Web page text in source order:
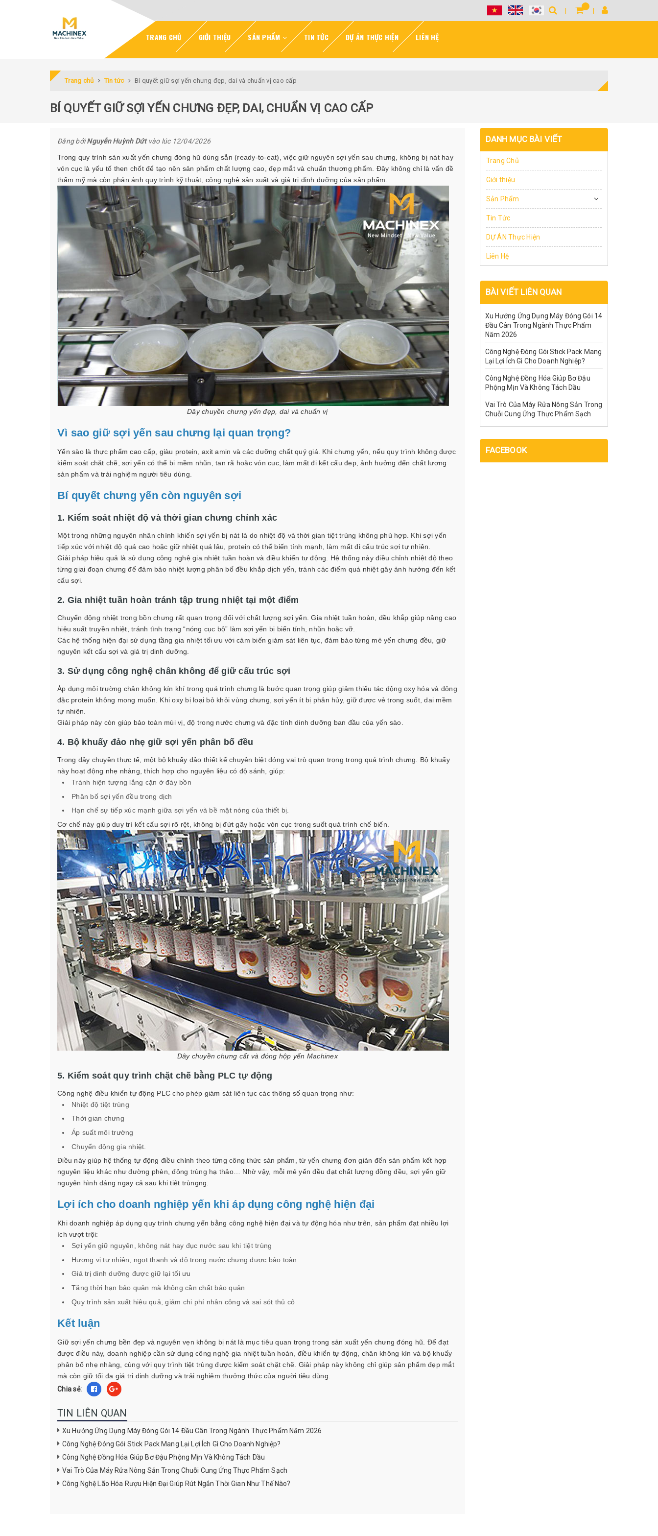
TRANG CHỦ GIỚI THIỆU SẢN PHẨM TIN TỨC DỰ ÁN THỰC HIỆN LIÊN HỆ
Trang chủ Tin tức Bí quyết giữ sợi yến chưng đẹp, dai và chuẩn vị cao cấp
BÍ QUYẾT GIỮ SỢI YẾN CHƯNG ĐẸP, DAI, CHUẨN VỊ CAO CẤP
Đăng bởiNguyễn Huỳnh Dứtvào lúc 12/04/2026
Trong quy trình sản xuất yến chưng đóng hũ dùng sẵn (ready-to-eat), việc giữ nguyên sợi yến sau chưng, không bị nát hay
vón cục là yếu tố then chốt để tạo nên sản phẩm chất lượng cao, đẹp mắt và chuẩn thương phẩm. Đây không chỉ là vấn đề
thẩm mỹ mà còn phản ánh quy trình kỹ thuật, công nghệ sản xuất và giá trị dinh dưỡng của sản phẩm.
Dây chuyền chưng yến đẹp, dai và chuẩn vị
Vì sao giữ sợi yến sau chưng lại quan trọng?
Yến sào là thực phẩm cao cấp, giàu protein, axit amin và các dưỡng chất quý giá. Khi chưng yến, nếu quy trình không được
kiểm soát chặt chẽ, sợi yến có thể bị mềm nhũn, tan rã hoặc vón cục, làm mất đi kết cấu đẹp, ảnh hưởng đến chất lượng
sản phẩm và trải nghiệm người tiêu dùng.
Bí quyết chưng yến còn nguyên sợi
1. Kiểm soát nhiệt độ và thời gian chưng chính xác
Một trong những nguyên nhân chính khiến sợi yến bị nát là do nhiệt độ và thời gian tiệt trùng không phù hợp. Khi sợi yến
tiếp xúc với nhiệt độ quá cao hoặc giữ nhiệt quá lâu, protein có thể biến tính mạnh, làm mất đi cấu trúc sợi tự nhiên.
Giải pháp hiệu quả là sử dụng công nghệ gia nhiệt tuần hoàn và điều khiển tự động. Hệ thống này điều chỉnh nhiệt độ theo
từng giai đoạn chưng để đảm bảo nhiệt lượng phân bố đều khắp dịch yến, tránh các điểm quá nhiệt gây ảnh hưởng đến kết
cấu sợi.
2. Gia nhiệt tuần hoàn tránh tập trung nhiệt tại một điểm
Chuyển động nhiệt trong bồn chưng rất quan trọng đối với chất lượng sợi yến. Gia nhiệt tuần hoàn, đều khắp giúp nâng cao
hiệu suất truyền nhiệt, tránh tình trạng “nóng cục bộ” làm sợi yến bị biến tính, nhũn hoặc vỡ.
Các hệ thống hiện đại sử dụng tầng gia nhiệt tối ưu với cảm biến giám sát liên tục, đảm bảo từng mẻ yến chưng đều, giữ
nguyên kết cấu sợi và giá trị dinh dưỡng.
3. Sử dụng công nghệ chân không để giữ cấu trúc sợi
Áp dụng môi trường chân không kín khí trong quá trình chưng là bước quan trọng giúp giảm thiểu tác động oxy hóa và đông
đặc protein không mong muốn. Khi oxy bị loại bỏ khỏi vùng chưng, sợi yến ít bị phân hủy, giữ được vẻ trong suốt, dai mềm
tự nhiên.
Giải pháp này còn giúp bảo toàn mùi vị, độ trong nước chưng và đặc tính dinh dưỡng ban đầu của yến sào.
4. Bộ khuấy đảo nhẹ giữ sợi yến phân bố đều
Trong dây chuyền thực tế, một bộ khuấy đảo thiết kế chuyên biệt đóng vai trò quan trọng trong quá trình chưng. Bộ khuấy
này hoạt động nhẹ nhàng, thích hợp cho nguyên liệu có độ sánh, giúp:
Tránh hiện tượng lắng cặn ở đáy bồn
Phân bố sợi yến đều trong dịch
Hạn chế sự tiếp xúc mạnh giữa sợi yến và bề mặt nóng của thiết bị.
Cơ chế này giúp duy trì kết cấu sợi rõ rệt, không bị đứt gãy hoặc vón cục trong suốt quá trình chế biến.
Dây chuyền chưng cất và đóng hộp yến Machinex
5. Kiểm soát quy trình chặt chẽ bằng PLC tự động
Công nghệ điều khiển tự động PLC cho phép giám sát liên tục các thông số quan trọng như:
Nhiệt độ tiệt trùng
Thời gian chưng
Áp suất môi trường
Chuyển động gia nhiệt.
Điều này giúp hệ thống tự động điều chỉnh theo từng công thức sản phẩm, từ yến chưng đơn giản đến sản phẩm kết hợp
nguyên liệu khác như đường phèn, đông trùng hạ thảo… Nhờ vậy, mỗi mẻ yến đều đạt chất lượng đồng đều, sợi yến giữ
nguyên hình dáng ngay cả sau khi tiệt trùngng.
Lợi ích cho doanh nghiệp yến khi áp dụng công nghệ hiện đại
Khi doanh nghiệp áp dụng quy trình chưng yến bằng công nghệ hiện đại và tự động hóa như trên, sản phẩm đạt nhiều lợi
ích vượt trội:
Sợi yến giữ nguyên, không nát hay đục nước sau khi tiệt trùng
Hương vị tự nhiên, ngọt thanh và độ trong nước chưng được bảo toàn
Giá trị dinh dưỡng được giữ lại tối ưu
Tăng thời hạn bảo quản mà không cần chất bảo quản
Quy trình sản xuất hiệu quả, giảm chi phí nhân công và sai sót thủ cô
Kết luận
Giữ sợi yến chưng bền đẹp và nguyên vẹn không bị nát là mục tiêu quan trọng trong sản xuất yến chưng đóng hũ. Để đạt
được điều này, doanh nghiệp cần sử dụng công nghệ gia nhiệt tuần hoàn, điều khiển tự động, chân không kín và bộ khuấy
phân bố nhẹ nhàng, cùng với quy trình tiệt trùng được kiểm soát chặt chẽ. Giải pháp này không chỉ giúp sản phẩm đẹp mắt
mà còn giữ tối đa giá trị dinh dưỡng và trải nghiệm thưởng thức của người tiêu dùng.
Chia sẻ:
TIN LIÊN QUAN
Xu Hướng Ứng Dụng Máy Đóng Gói 14 Đầu Cân Trong Ngành Thực Phẩm Năm 2026
Công Nghệ Đóng Gói Stick Pack Mang Lại Lợi Ích Gì Cho Doanh Nghiệp?
Công Nghệ Đồng Hóa Giúp Bơ Đậu Phộng Mịn Và Không Tách Dầu
Vai Trò Của Máy Rửa Nông Sản Trong Chuỗi Cung Ứng Thực Phẩm Sạch
Công Nghệ Lão Hóa Rượu Hiện Đại Giúp Rút Ngắn Thời Gian Như Thế Nào?
DANH MỤC BÀI VIẾT
Trang Chủ
Giới thiệu
Sản Phẩm
Tin Tức
DỰ ÁN Thực Hiện
Liên Hệ
BÀI VIẾT LIÊN QUAN
Xu Hướng Ứng Dụng Máy Đóng Gói 14
Đầu Cân Trong Ngành Thực Phẩm
Năm 2026
Công Nghệ Đóng Gói Stick Pack Mang
Lại Lợi Ích Gì Cho Doanh Nghiệp?
Công Nghệ Đồng Hóa Giúp Bơ Đậu
Phộng Mịn Và Không Tách Dầu
Vai Trò Của Máy Rửa Nông Sản Trong
Chuỗi Cung Ứng Thực Phẩm Sạch
FACEBOOK